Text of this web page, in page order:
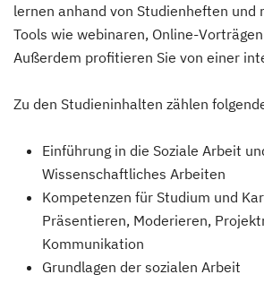
lernen anhand von Studienheften und
Tools wie webinaren, Online-
Außerdem profitieren Sie von einer
Zu den Studieninhalten zählen
Einführung in die Soziale Arbeit
Wissenschaftliches Arbeiten
Kompetenzen für Studium und
Präsentieren, Moderieren,
Kommunikation
Grundlagen der sozialen Arbeit